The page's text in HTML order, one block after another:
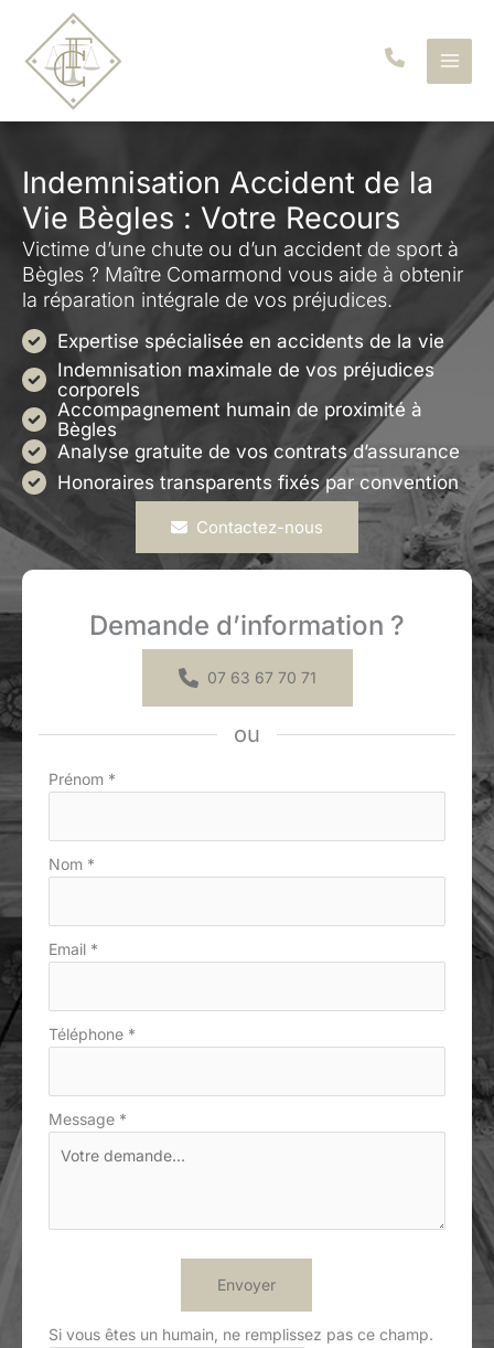
contenu
Indemnisation Accident de la
Vie Bègles : Votre Recours
Victime d’une chute ou d’un accident de sport à
Bègles ? Maître Comarmond vous aide à obtenir
la réparation intégrale de vos préjudices.
Expertise spécialisée en accidents de la vie
Indemnisation maximale de vos préjudices
corporels
Accompagnement humain de proximité à
Bègles
Analyse gratuite de vos contrats d’assurance
Honoraires transparents fixés par convention
Contactez-nous
Demande d’information ?
07 63 67 70 71
ou
Formulaire
Prénom *
Nom *
Email *
Téléphone *
Message *
Envoyer
Si vous êtes un humain, ne remplissez pas ce champ.